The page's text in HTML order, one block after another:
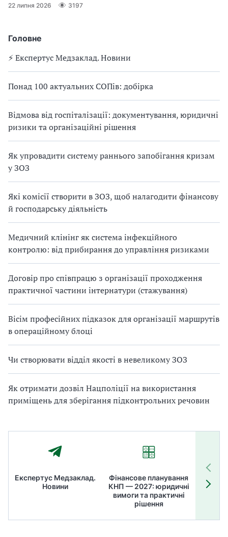
Головне
⚡️ Експертус Медзаклад. Новини
Понад 100 актуальних СОПів: добірка
Відмова від госпіталізації: документування, юридичні
ризики та організаційні рішення
Як упровадити систему раннього запобігання кризам
у ЗОЗ
Які комісії створити в ЗОЗ, щоб налагодити фінансову
й господарську діяльність
Медичний клінінг як система інфекційного
контролю: від прибирання до управління ризиками
Договір про співпрацю з організації проходження
практичної частини інтернатури (стажування)
Вісім професійних підказок для організації маршрутів
в операційному блоці
Чи створювати відділ якості в невеликому ЗОЗ
Як отримати дозвіл Нацполіції на використання
приміщень для зберігання підконтрольних речовин
Експертус Медзаклад.
Новини
Фінансове планування
КНП — 2027: юридичні
вимоги та практичні
рішення
22 липня 2026 3197